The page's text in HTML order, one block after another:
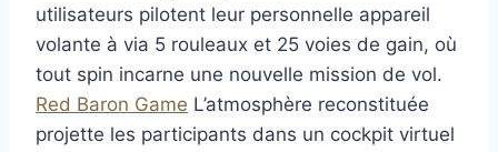
utilisateurs pilotent leur personnelle appareil
volante à via 5 rouleaux et 25 voies de gain, où
tout spin incarne une nouvelle mission de vol.
Red Baron Game L’atmosphère reconstituée
projette les participants dans un cockpit virtuel